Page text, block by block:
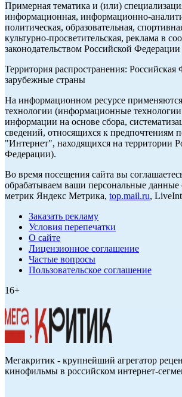
Примерная тематика и (или)
информационная, информационно-
политическая, образовательная,
культурно-просветительская, реклама в
законодательством Российской
Территория распространения: Российская
зарубежные страны
На информационном ресурсе
технологии (информационные технологии
информации на основе сбора,
сведений, относящихся к предпочтениям
"Интернет", находящихся на территории
Федерации).
Во время посещения сайта вы
обрабатываем ваши персональные данные
метрик Яндекс Метрика, top.mail.ru,
Заказать рекламу
Условия перепечатки
О сайте
Лицензионное соглашение
Частые вопросы
Пользовательское соглашение
16+
Мегакритик - крупнейший агрегатор
кинофильмы в российском интернет-